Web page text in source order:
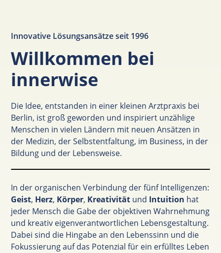
Innovative Lösungsansätze seit 1996
Willkommen bei
innerwise
Die Idee, entstanden in einer kleinen Arztpraxis bei
Berlin, ist groß geworden und inspiriert unzählige
Menschen in vielen Ländern mit neuen Ansätzen in
der Medizin, der Selbstentfaltung, im Business, in der
Bildung und der Lebensweise.
In der organischen Verbindung der fünf Intelligenzen:
Geist, Herz, Körper, Kreativität und Intuition hat
jeder Mensch die Gabe der objektiven Wahrnehmung
und kreativ eigenverantwortlichen Lebensgestaltung.
Dabei sind die Hingabe an den Lebenssinn und die
Fokussierung auf das Potenzial für ein erfülltes Leben